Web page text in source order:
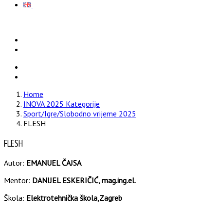
Home
INOVA 2025 Kategorije
Sport/Igre/Slobodno vrijeme 2025
FLESH
FLESH
Autor: EMANUEL ČAJSA
Mentor: DANIJEL ESKERIČIĆ, mag.ing.el.
Škola: Elektrotehnička škola,Zagreb